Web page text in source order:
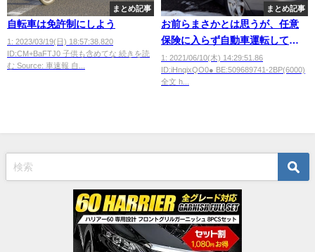
まとめ記事
自転車は免許制にしよう
1: 2023/03/19(日) 18:57:38.820
ID:CM+BaFTJ0 子供も含めてな 続きを読
む Source: 車速報 自...
まとめ記事
お前らまさかとは思うが、任意
保険に入らず自動車運転してな
いよな・・・？
1: 2021/06/10(木) 14:29:51.86
ID:iHnqixQO0● BE:509689741-2BP(6000)
全文 h...